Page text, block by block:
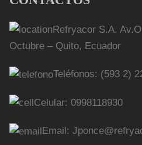
Refryacor S.A.
Octubre – Quito, Ecuador
Teléfonos: (593 2)
Celular: 0998118930
Email: